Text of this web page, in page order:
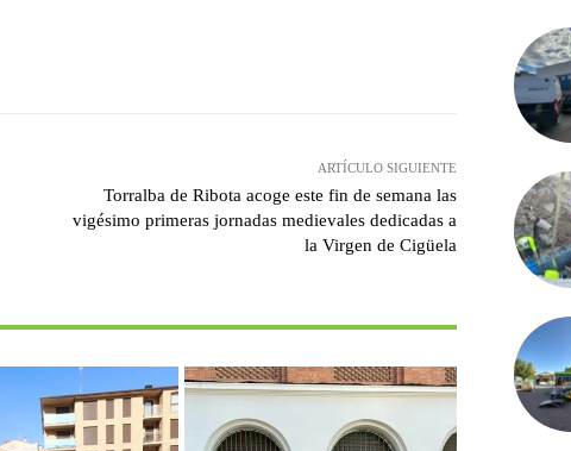
ARTÍCULO SIGUIENTE
Torralba de Ribota acoge este fin de semana las
vigésimo primeras jornadas medievales dedicadas a
la Virgen de Cigüela